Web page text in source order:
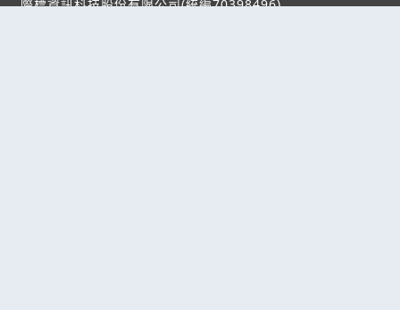
際標資訊科技股份有限公司(統編70398496)